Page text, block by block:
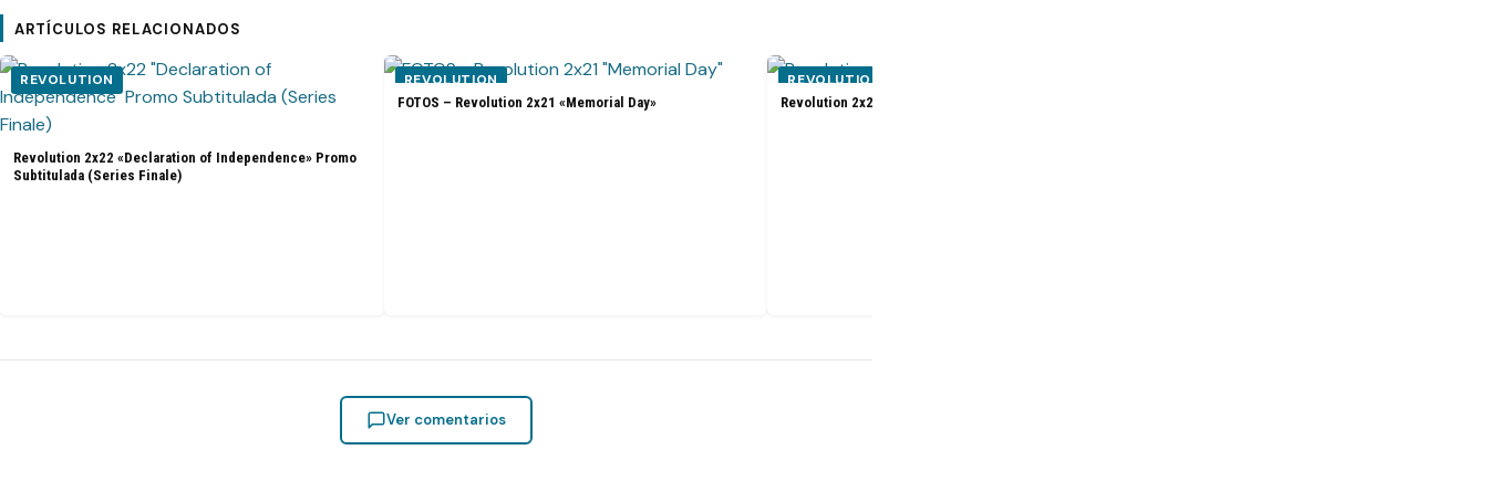
ARTÍCULOS RELACIONADOS
REVOLUTION
Revolution 2x22 «Declaration of Independence» Promo
Subtitulada (Series Finale)
REVOLUTION
FOTOS – Revolution 2x21 «Memorial Day»
REVOLUTION
Revolution 2x21 «Memorial Day» Promo
Ver comentarios